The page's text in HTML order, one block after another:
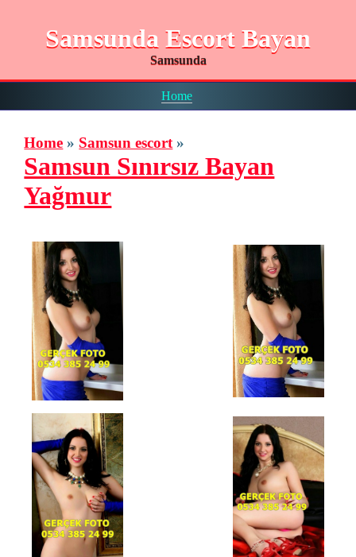
Samsunda Escort Bayan
Samsunda
Home
Home » Samsun escort »
Samsun Sınırsız Bayan
Yağmur